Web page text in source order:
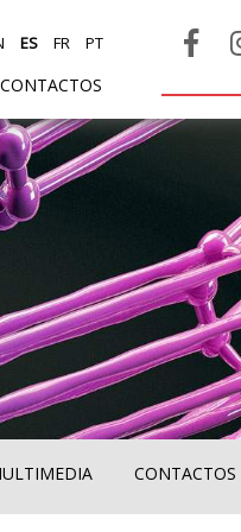
CONTACTOS
ES FR PT
CONTACTOS